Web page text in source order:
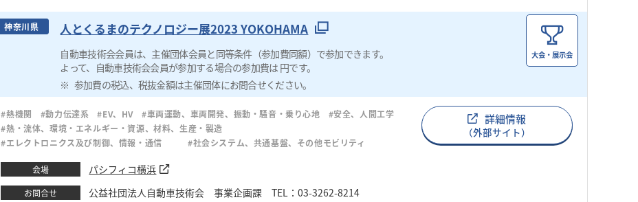
神奈川県 人とくるまのテクノロジー展2023 YOKOHAMA
自動車技術会会員は、主催団体会員と同等条件（参加費同額）で参加できます。
よって、自動車技術会会員が参加する場合の参加費は 円です。
参加費の税込、税抜金額は主催団体にお問合せください。
大会・展示会
#熱機関 #動力伝達系 #EV、HV #車両運動、車両開発、振動・騒音・乗り心地
#安全、人間工学
#熱・流体、環境・エネルギー・資源、材料、生産・製造
#エレクトロニクス及び制御、情報・通信
#社会システム、共通基盤、その他モビリティ
詳細情報
（外部サイト）
会場 パシフィコ横浜
お問合せ 公益社団法人自動車技術会 事業企画課 TEL：03-3262-8214